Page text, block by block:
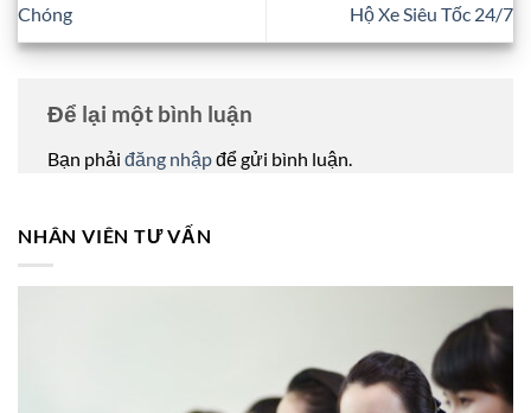
Chóng
Hộ Xe Siêu Tốc 24/7
Để lại một bình luận
Bạn phải đăng nhậpđể gửi bình luận.
NHÂN VIÊN TƯ VẤN